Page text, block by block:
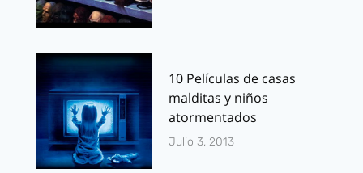
10 Películas de casas
malditas y niños
atormentados
Julio 3, 2013